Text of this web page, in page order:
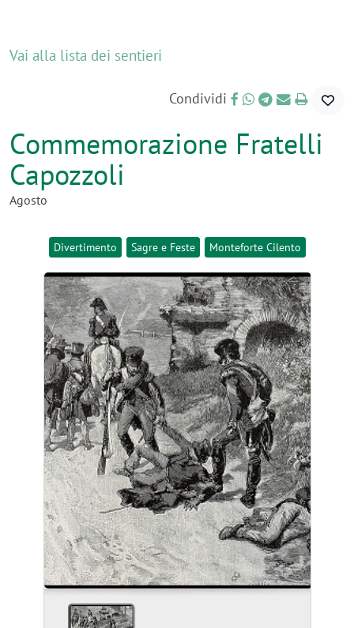
Vai alla lista dei sentieri
Condividi
Commemorazione Fratelli
Capozzoli
Agosto
Divertimento Sagre e Feste Monteforte Cilento